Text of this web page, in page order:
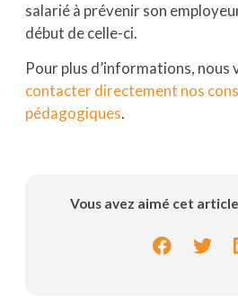
salarié à prévenir son
début de celle-ci.
Pour plus d’informations, nous
contacter directement nos
pédagogiques.
Vous avez aimé cet